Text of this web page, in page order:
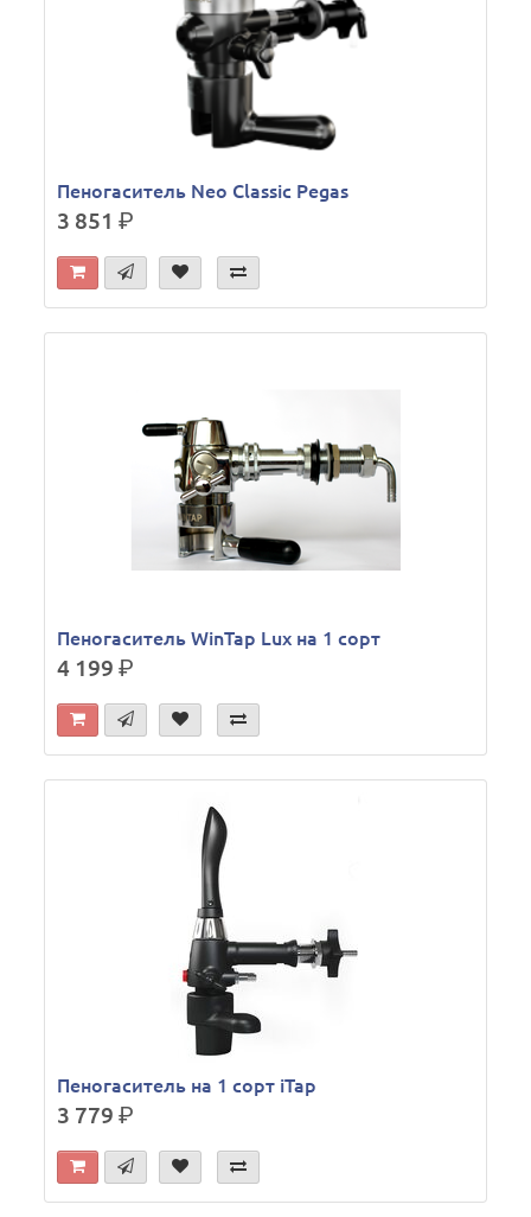
Пеногаситель Neo Classic Pegas
3 851р.
Пеногаситель WinTap Lux на 1 сорт
4 199р.
Пеногаситель на 1 сорт iTap
3 779р.